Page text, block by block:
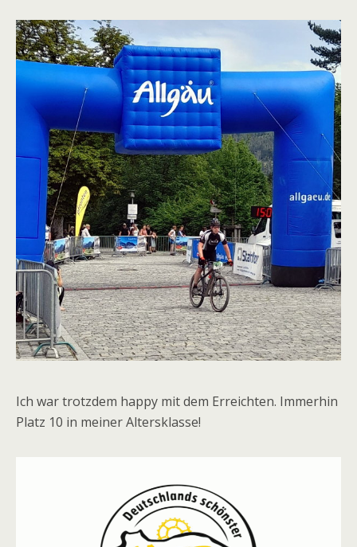
Ich war trotzdem happy mit dem Erreichten. Immerhin
Platz 10 in meiner Altersklasse!